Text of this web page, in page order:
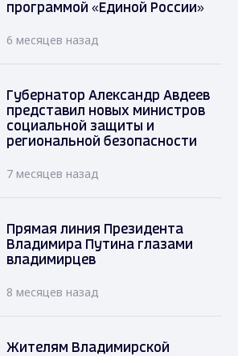
программой «Единой России»
6 месяцев назад
Губернатор Александр Авдеев
представил новых министров
социальной защиты и
региональной безопасности
7 месяцев назад
Прямая линия Президента
Владимира Путина глазами
владимирцев
8 месяцев назад
Жителям Владимирской